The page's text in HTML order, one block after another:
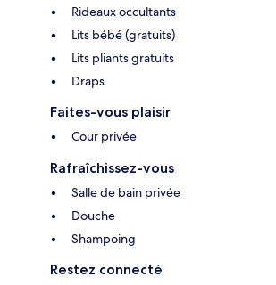
Rideaux occultants
Lits bébé (gratuits)
Lits pliants gratuits
Draps
Faites-vous plaisir
Cour privée
Rafraîchissez-vous
Salle de bain privée
Douche
Shampoing
Restez connecté